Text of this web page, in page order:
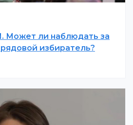
ли наблюдать за
избиратель?